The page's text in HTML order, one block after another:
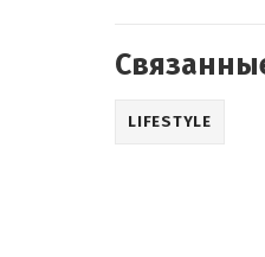
LIFESTYLE